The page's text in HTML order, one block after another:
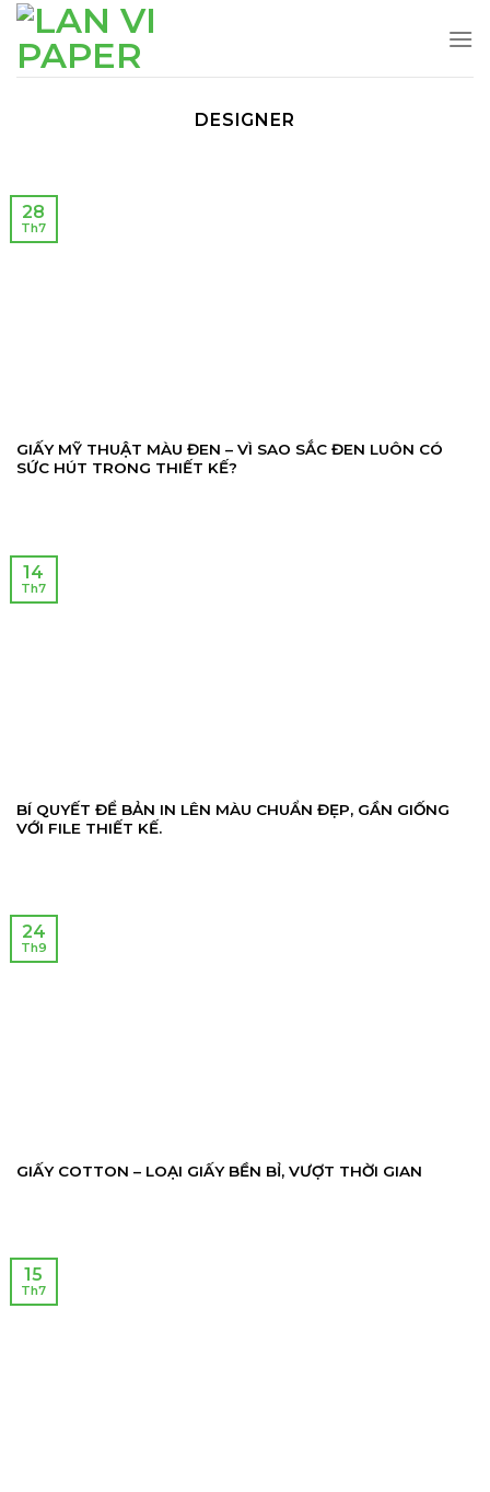
Skip
content
DESIGNER
GIẤY MỸ THUẬT MÀU ĐEN – VÌ SAO SẮC ĐEN LUÔN CÓ
SỨC HÚT TRONG THIẾT KẾ?
28
Th7
BÍ QUYẾT ĐỂ BẢN IN LÊN MÀU CHUẨN ĐẸP, GẦN GIỐNG
VỚI FILE THIẾT KẾ.
14
Th7
GIẤY COTTON – LOẠI GIẤY BỀN BỈ, VƯỢT THỜI GIAN
24
Th9
15
Th7